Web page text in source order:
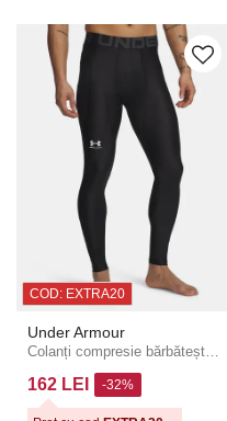
COD: EXTRA20
Under Armour
Colanți compresie bărbătești Under Armour HG Armour Leggings
162 LEI -32%